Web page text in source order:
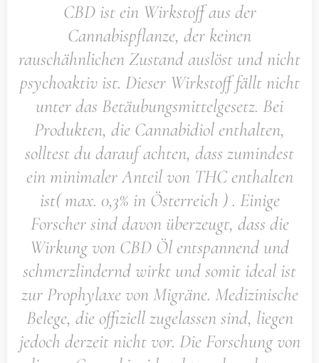
CBD ist ein Wirkstoff aus der
Cannabispflanze, der keinen
rauschähnlichen Zustand auslöst und nicht
psychoaktiv ist. Dieser Wirkstoff fällt nicht
unter das Betäubungsmittelgesetz. Bei
Produkten, die Cannabidiol enthalten,
solltest du darauf achten, dass zumindest
ein minimaler Anteil von THC enthalten
ist( max. 0,3% in Österreich ) . Einige
Forscher sind davon überzeugt, dass die
Wirkung von CBD Öl entspannend und
schmerzlindernd wirkt und somit ideal ist
zur Prophylaxe von Migräne. Medizinische
Belege, die offiziell zugelassen sind, liegen
jedoch derzeit nicht vor. Die Forschung von